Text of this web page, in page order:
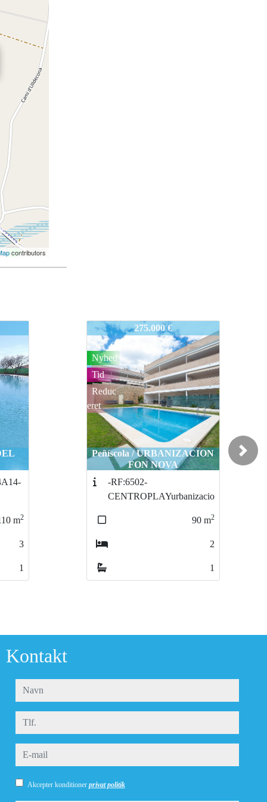
contributors
90 m2
2
1
34CENTROPLAYA,XAL_138MON
450.000 €
Peñíscola / FONT NOVA
Tid
Nyhed
Reduc
eret
34-CENTROPLAYA
PEÑISCOLA REN
180 m2
4
3
Next
Kontakt
navn
tlf.
e-mail
Akcepter konditioner privat politik